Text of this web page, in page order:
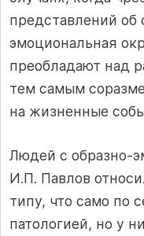
представлений
эмоциональная
преобладают над
тем самым
на жизненные
Людей с образно-
И.П. Павлов
типу, что само по
патологией, но у